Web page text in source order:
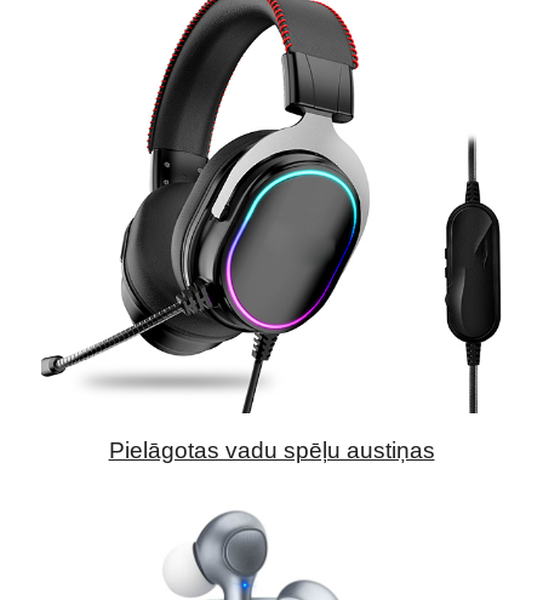
Pielāgotas vadu spēļu austiņas